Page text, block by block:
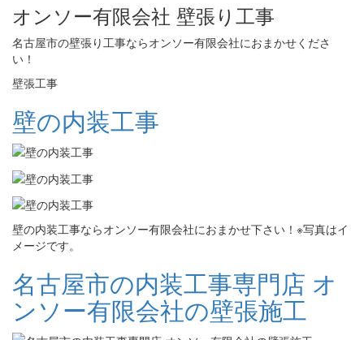
オンソー有限会社 壁張り工事
名古屋市の壁張り工事ならオンソー有限会社におまかせくださ
い！
壁張工事
壁の内装工事
壁の内装工事ならオンソー有限会社におまかせ下さい！※写真はイ
メージです。
名古屋市の内装工事専門店 オ
ンソー有限会社の壁張施工